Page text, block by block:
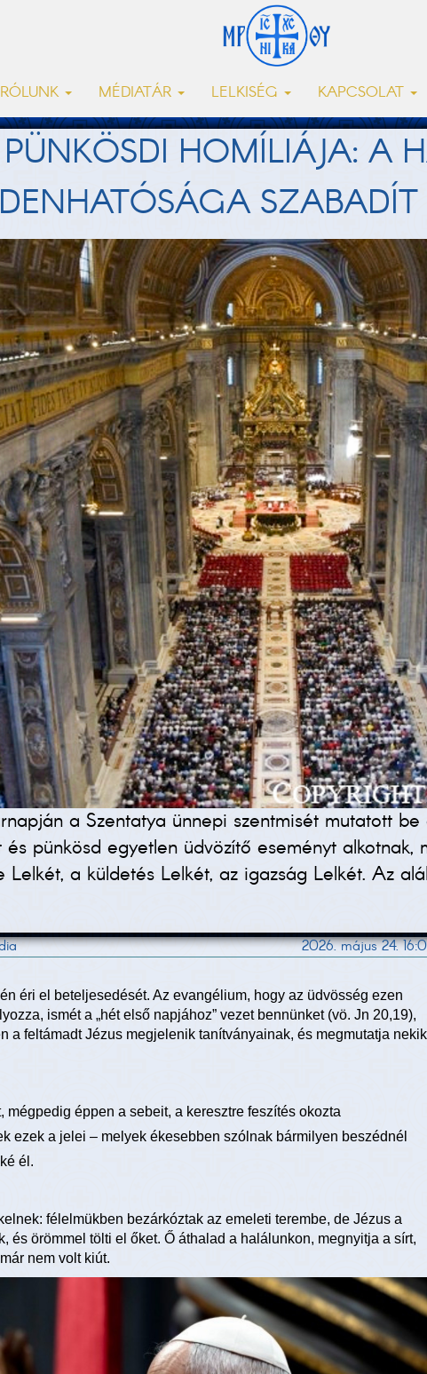
RÓLUNK MÉDIATÁR LELKISÉG KAPCSOLAT
HOMÍLIÁJA: A
a Szentatya ünnepi szentmisét mutatott
pünkösd egyetlen üdvözítő eseményt
Lelkét, a küldetés Lelkét, az igazság Lelkét. Az
2026. május 24.
éri el beteljesedését. Az evangélium, hogy az üdvösség ezen
ismét a „hét első napjához” vezet bennünket (vö. Jn 20,19),
a feltámadt Jézus megjelenik tanítványainak, és megmutatja nekik
mégpedig éppen a sebeit, a keresztre feszítés okozta
ezek a jelei – melyek ékesebben szólnak bármilyen beszédnél
él.
félelmükben bezárkóztak az emeleti terembe, de Jézus a
és örömmel tölti el őket. Ő áthalad a halálunkon, megnyitja a sírt,
nem volt kiút.